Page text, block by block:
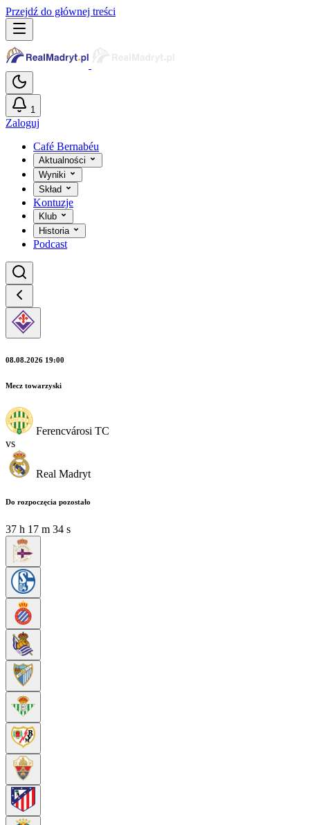
Przejdź do głównej treści
1
Zaloguj
Café Bernabéu
Aktualności
Wyniki
Skład
Kontuzje
Klub
Historia
Podcast
08.08.2026 19:00
Mecz towarzyski
Ferencvárosi TC
vs
Real Madryt
Do rozpoczęcia pozostało
37 h 17 m 32 s